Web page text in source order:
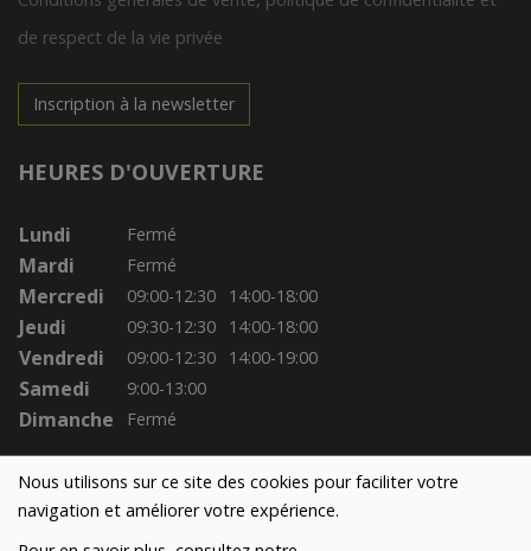
Nous utilisons sur ce site des cookies pour faciliter votre
navigation et améliorer votre expérience.
de respect de la vie privée
Inscription à la newsletter
HEURES D'OUVERTURE
Lundi Fermé
Mardi Fermé
Mercredi 09:00-12:30 14:00-18:00
Jeudi 09:30-12:30 14:00-18:00
Vendredi 09:00-12:30 14:00-19:00
Samedi 9:00-13:00
Dimanche Fermé